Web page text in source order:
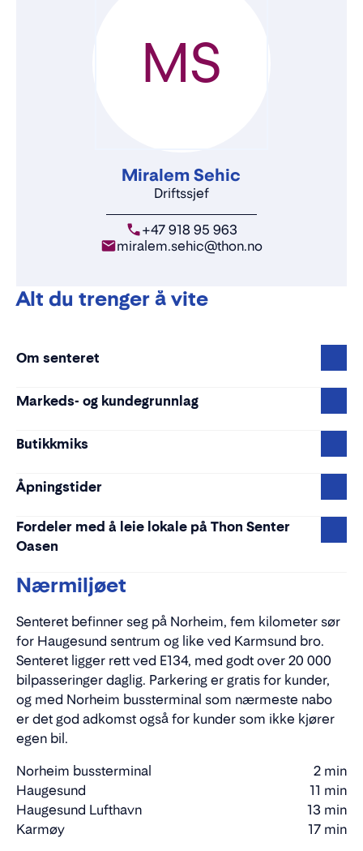
Miralem Sehic
Driftssjef
+47 918 95 963
miralem.sehic@thon.no
MS
Alt du trenger å vite
Om senteret
Markeds- og kundegrunnlag
Butikkmiks
Åpningstider
Fordeler med å leie lokale på Thon Senter
Oasen
Nærmiljøet
Senteret befinner seg på Norheim, fem kilometer sør
for Haugesund sentrum og like ved Karmsund bro.
Senteret ligger rett ved E134, med godt over 20 000
bilpasseringer daglig. Parkering er gratis for kunder,
og med Norheim bussterminal som nærmeste nabo
er det god adkomst også for kunder som ikke kjører
egen bil.
Norheim bussterminal
2 min
Gåtid
Haugesund 11 min
Kjøretid
Haugesund Lufthavn 13 min
Kjøretid
Karmøy 17 min
Kjøretid